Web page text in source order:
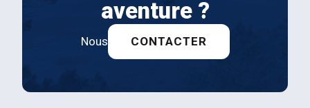
aventure ?
Nous CONTACTER